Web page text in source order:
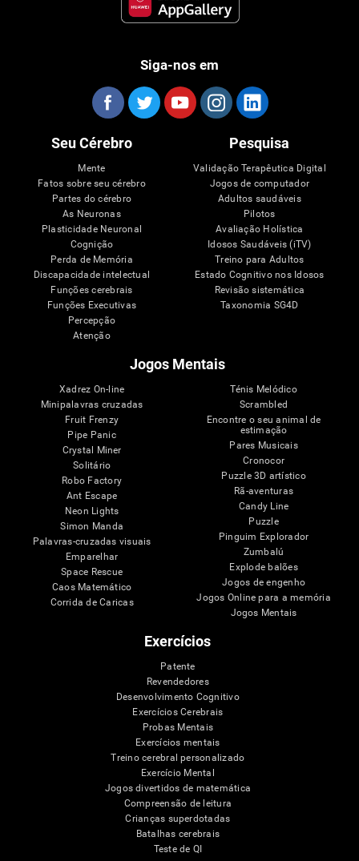
Siga-nos em
Seu Cérebro
Mente
Fatos sobre seu cérebro
Partes do cérebro
As Neuronas
Plasticidade Neuronal
Cognição
Perda de Memória
Discapacidade intelectual
Funções cerebrais
Funções Executivas
Percepção
Atenção
Pesquisa
Validação Terapêutica Digital
Jogos de computador
Adultos saudáveis
Pilotos
Avaliação Holística
Idosos Saudáveis (iTV)
Treino para Adultos
Estado Cognitivo nos Idosos
Revisão sistemática
Taxonomia SG4D
Jogos Mentais
Xadrez On-line
Minipalavras cruzadas
Fruit Frenzy
Pipe Panic
Crystal Miner
Solitário
Robo Factory
Ant Escape
Neon Lights
Simon Manda
Palavras-cruzadas visuais
Emparelhar
Space Rescue
Caos Matemático
Corrida de Caricas
Ténis Melódico
Scrambled
Encontre o seu animal de
estimação
Pares Musicais
Cronocor
Puzzle 3D artístico
Rã-aventuras
Candy Line
Puzzle
Pinguim Explorador
Zumbalú
Explode balões
Jogos de engenho
Jogos Online para a memória
Jogos Mentais
Exercícios
Patente
Revendedores
Desenvolvimento Cognitivo
Exercícios Cerebrais
Probas Mentais
Exercícios mentais
Treino cerebral personalizado
Exercício Mental
Jogos divertidos de matemática
Compreensão de leitura
Crianças superdotadas
Batalhas cerebrais
Teste de QI